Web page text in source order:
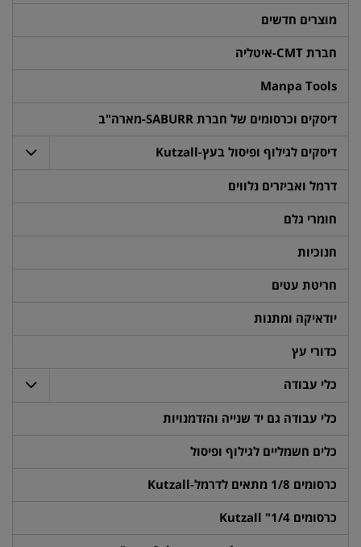
מוצרים חדשים
חברת CMT-איטליה
Manpa Tools
דיסקים וכרסומים של חברת SABURR-מארה"ב
דיסקים לגילוף ופיסול בעץ-Kutzall
דרמל ואביזרים נלווים
חומרי גלם
חנוכיות
חריטת עטים
יודאיקה ומתנות
כדורי עץ
כלי עבודה
כלי עבודה גם יד שנייה והזדמנויות
כלים חשמליים לגילוף ופיסול
כרסומים 1/8 מתאים לדרמל-Kutzall
כרסומים 1/4" Kutzall